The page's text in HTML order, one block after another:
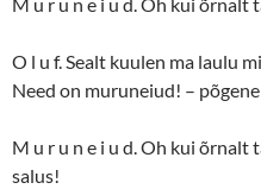
O l u f. Sealt kuulen ma laulu
Need on muruneiud! –
M u r u n e i u d. Oh kui õrnalt
salus!